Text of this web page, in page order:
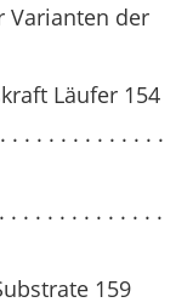
Varianten der
Läufer 154
. . . . . . . . . . . . .
. . . . . . . . . . . .
159